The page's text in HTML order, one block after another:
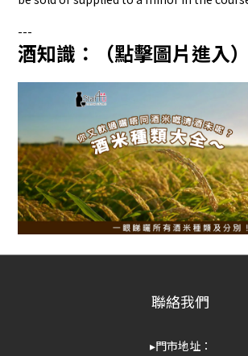
---
酒知識：（點擊圖片進入）
聯絡我們
▸門市地址：